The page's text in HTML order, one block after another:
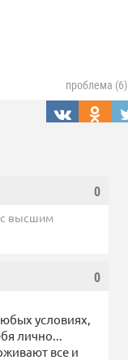
проблема (6)
0
с высшим
0
условиях,
лично...
все и